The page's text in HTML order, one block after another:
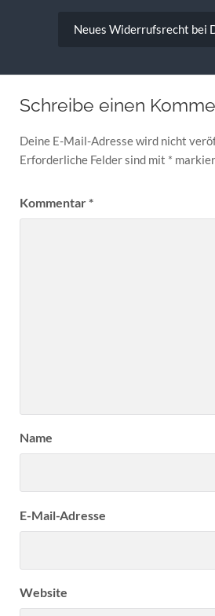
Neues Widerrufsrecht bei
Schreibe einen
Deine E-Mail-Adresse wird nicht
Erforderliche Felder sind mit *
Kommentar*
Name
E-Mail-Adresse
Website